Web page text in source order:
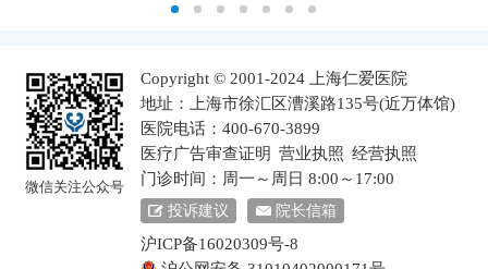
微信关注公众号
Copyright © 2001-2024 上海仁爱医院
地址：上海市徐汇区漕溪路135号(近万体馆)
医院电话：400-670-3899
医疗广告审查证明 营业执照 经营执照
门诊时间：周一～周日 8:00～17:00
投诉建议 院长信箱
沪ICP备16020309号-8